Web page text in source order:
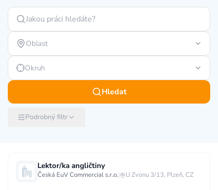
Oblast
Okruh
Hledat
Podrobný filtr
Lektor/ka angličtiny
Česká EuV Commercial s.r.o.| U Zvonu 3/13, Plzeň, CZ
Měsíční plat